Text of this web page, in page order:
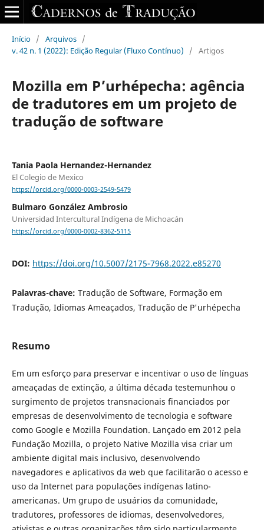
Início / Arquivos /
v. 42 n. 1 (2022): Edição Regular (Fluxo Contínuo)
/ Artigos
Mozilla em P’urhépecha: agência
de tradutores em um projeto de
tradução de software
Tania Paola Hernandez-Hernandez
El Colegio de Mexico
https://orcid.org/0000-0003-2549-5479
Bulmaro González Ambrosio
Universidad Intercultural Indígena de Michoacán
https://orcid.org/0000-0002-8362-5115
DOI: https://doi.org/10.5007/2175-7968.2022.e85270
Palavras-chave: Tradução de Software, Formação em
Tradução, Idiomas Ameaçados, Tradução de P'urhépecha
Resumo
Em um esforço para preservar e incentivar o uso de línguas
ameaçadas de extinção, a última década testemunhou o
surgimento de projetos transnacionais financiados por
empresas de desenvolvimento de tecnologia e software
como Google e Mozilla Foundation. Lançado em 2012 pela
Fundação Mozilla, o projeto Native Mozilla visa criar um
ambiente digital mais inclusivo, desenvolvendo
navegadores e aplicativos da web que facilitarão o acesso e
uso da Internet para populações indígenas latino-
americanas. Um grupo de usuários da comunidade,
tradutores, professores de idiomas, desenvolvedores,